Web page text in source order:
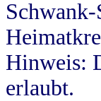
Hinweis:
erlaubt.